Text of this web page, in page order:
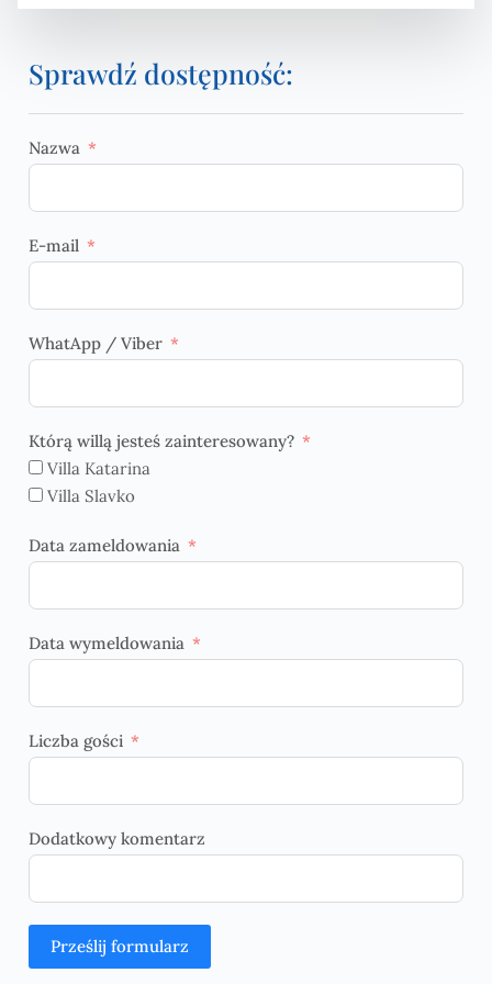
Sprawdź dostępność:
Nazwa
E-mail
WhatApp / Viber
Którą willą jesteś zainteresowany?
Villa Katarina
Villa Slavko
Data zameldowania
Data wymeldowania
Liczba gości
Dodatkowy komentarz
Prześlij formularz